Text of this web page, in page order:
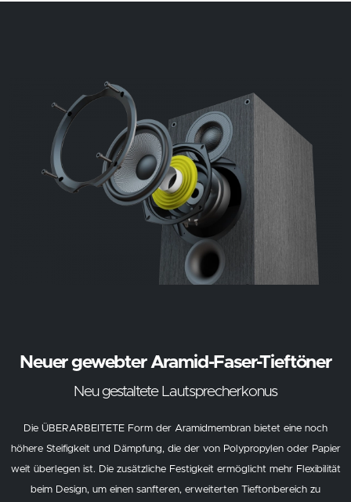
Neuer gewebter Aramid-Faser-Tieftöner
Neu gestaltete Lautsprecherkonus
Die ÜBERARBEITETE Form der Aramidmembran bietet eine noch
höhere Steifigkeit und Dämpfung, die der von Polypropylen oder Papier
weit überlegen ist. Die zusätzliche Festigkeit ermöglicht mehr Flexibilität
beim Design, um einen sanfteren, erweiterten Tieftonbereich zu